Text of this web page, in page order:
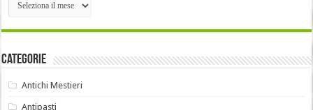
Categorie
Antichi Mestieri
Antipasti